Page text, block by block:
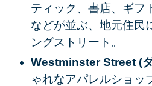
ティック、書店、ギフ
などが並ぶ、地元住民
ングストリート。
Westminster Street (
ゃれなアパレルショッ